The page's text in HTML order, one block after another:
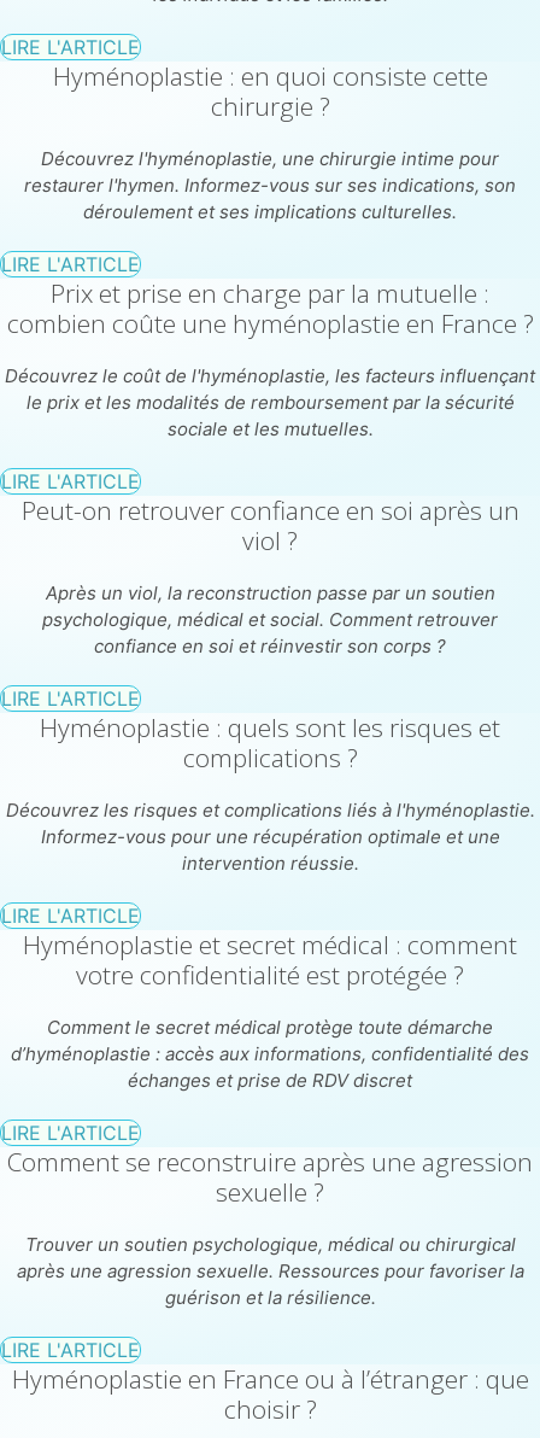
LIRE L'ARTICLE
Hyménoplastie : en quoi consiste cette
chirurgie ?
Découvrez l'hyménoplastie, une chirurgie intime pour
restaurer l'hymen. Informez-vous sur ses indications, son
déroulement et ses implications culturelles.
LIRE L'ARTICLE
Prix et prise en charge par la mutuelle :
combien coûte une hyménoplastie en France ?
Découvrez le coût de l'hyménoplastie, les facteurs influençant
le prix et les modalités de remboursement par la sécurité
sociale et les mutuelles.
LIRE L'ARTICLE
Peut-on retrouver confiance en soi après un
viol ?
Après un viol, la reconstruction passe par un soutien
psychologique, médical et social. Comment retrouver
confiance en soi et réinvestir son corps ?
LIRE L'ARTICLE
Hyménoplastie : quels sont les risques et
complications ?
Découvrez les risques et complications liés à l'hyménoplastie.
Informez-vous pour une récupération optimale et une
intervention réussie.
LIRE L'ARTICLE
Hyménoplastie et secret médical : comment
votre confidentialité est protégée ?
Comment le secret médical protège toute démarche
d’hyménoplastie : accès aux informations, confidentialité des
échanges et prise de RDV discret
LIRE L'ARTICLE
Comment se reconstruire après une agression
sexuelle ?
Trouver un soutien psychologique, médical ou chirurgical
après une agression sexuelle. Ressources pour favoriser la
guérison et la résilience.
LIRE L'ARTICLE
Hyménoplastie en France ou à l’étranger : que
choisir ?